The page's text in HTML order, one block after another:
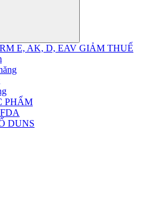
E, AK, D, EAV GIẢM THUẾ
PHẨM
DUNS